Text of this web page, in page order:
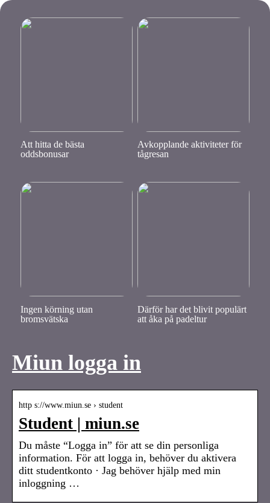
Att hitta de bästa
oddsbonusar
Avkopplande aktiviteter för
tågresan
Ingen körning utan
bromsvätska
Därför har det blivit populärt
att åka på padeltur
Miun logga in
http s://www.miun.se › student
Student | miun.se
Du måste “Logga in” för att se din personliga
information. För att logga in, behöver du aktivera
ditt studentkonto · Jag behöver hjälp med min
inloggning …